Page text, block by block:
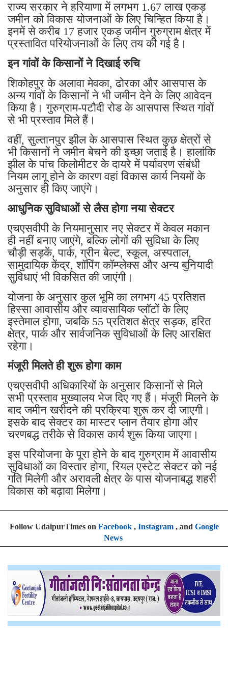
राज्य सरकार ने हरियाणा में लगभग 1.67 लाख एकड़
जमीन को विकास योजनाओं के लिए चिन्हित किया है।
इनमें से करीब 17 हजार एकड़ जमीन गुरुग्राम क्षेत्र में
प्रस्तावित परियोजनाओं के लिए तय की गई है।
इन गांवों के किसानों ने दिखाई रुचि
शिकोहपुर के अलावा मेवका, ढोरका और आसपास के
अन्य गांवों के किसानों ने भी जमीन देने के लिए आवेदन
किया है। गुरुग्राम-पटौदी रोड के आसपास स्थित गांवों
से भी प्रस्ताव मिले हैं।
वहीं, सुल्तानपुर झील के आसपास स्थित कुछ क्षेत्रों से
भी किसानों ने जमीन बेचने की इच्छा जताई है। हालांकि
झील के पांच किलोमीटर के दायरे में पर्यावरण संबंधी
नियम लागू होने के कारण वहां विकास कार्य नियमों के
अनुसार ही किए जाएंगे।
आधुनिक सुविधाओं से लैस होगा नया सेक्टर
एचएसवीपी के नियमानुसार नए सेक्टर में केवल मकान
ही नहीं बनाए जाएंगे, बल्कि लोगों की सुविधा के लिए
चौड़ी सड़कें, पार्क, ग्रीन बेल्ट, स्कूल, अस्पताल,
सामुदायिक केंद्र, शॉपिंग कॉम्प्लेक्स और अन्य बुनियादी
सुविधाएं भी विकसित की जाएंगी।
योजना के अनुसार कुल भूमि का लगभग 45 प्रतिशत
हिस्सा आवासीय और व्यावसायिक प्लॉटों के लिए
इस्तेमाल होगा, जबकि 55 प्रतिशत क्षेत्र सड़क, हरित
क्षेत्र, पार्क और सार्वजनिक सुविधाओं के लिए आरक्षित
रहेगा।
मंजूरी मिलते ही शुरू होगा काम
एचएसवीपी अधिकारियों के अनुसार किसानों से मिले
सभी प्रस्ताव मुख्यालय भेज दिए गए हैं। मंजूरी मिलने के
बाद जमीन खरीदने की प्रक्रिया शुरू कर दी जाएगी।
इसके बाद सेक्टर का मास्टर प्लान तैयार होगा और
चरणबद्ध तरीके से विकास कार्य शुरू किया जाएगा।
इस परियोजना के पूरा होने के बाद गुरुग्राम में आवासीय
सुविधाओं का विस्तार होगा, रियल एस्टेट सेक्टर को नई
गति मिलेगी और अरावली क्षेत्र के पास योजनाबद्ध शहरी
विकास को बढ़ावा मिलेगा।
Follow UdaipurTimes on Facebook, Instagram, and Google
News